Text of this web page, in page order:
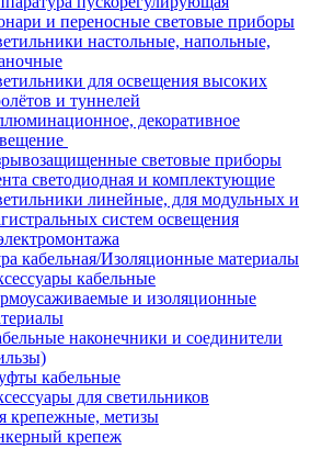
и переносные световые приборы
настольные, напольные,
для освещения высоких
и туннелей
декоративное
световые приборы
светодиодная и комплектующие
линейные, для модульных и
систем освещения
кабельная/Изоляционные материалы
кабельные
и изоляционные
наконечники и соединители
кабельные
для светильников
крепежные, метизы
крепеж